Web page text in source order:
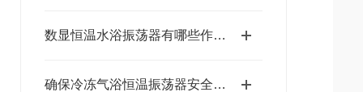
数显恒温水浴振荡器有哪些作用和功能？
确保冷冻气浴恒温振荡器安全运行的要领